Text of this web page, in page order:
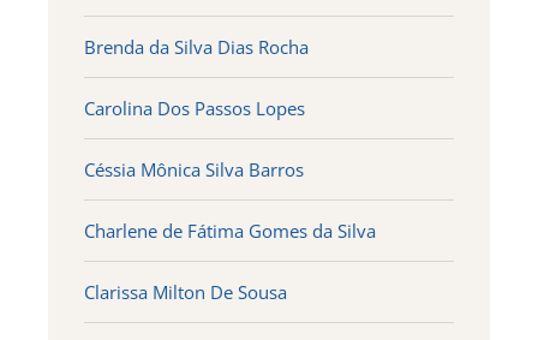
Brenda da Silva Dias Rocha
Carolina Dos Passos Lopes
Céssia Mônica Silva Barros
Charlene de Fátima Gomes da Silva
Clarissa Milton De Sousa